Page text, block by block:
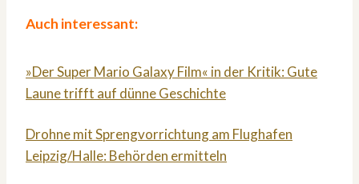
Auch interessant:
»Der Super Mario Galaxy Film« in der Kritik: Gute
Laune trifft auf dünne Geschichte
Drohne mit Sprengvorrichtung am Flughafen
Leipzig/Halle: Behörden ermitteln